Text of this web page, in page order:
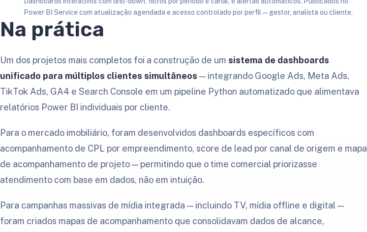
Power BI Service com atualização agendada e acesso controlado por perfil — gestor, analista ou cliente.
Na prática
Um dos projetos mais completos foi a construção de um sistema de dashboards
unificado para múltiplos clientes simultâneos — integrando Google Ads, Meta Ads,
TikTok Ads, GA4 e Search Console em um pipeline Python automatizado que alimentava
relatórios Power BI individuais por cliente.
Para o mercado imobiliário, foram desenvolvidos dashboards específicos com
acompanhamento de CPL por empreendimento, score de lead por canal de origem e mapa
de acompanhamento de projeto — permitindo que o time comercial priorizasse
atendimento com base em dados, não em intuição.
Para campanhas massivas de mídia integrada — incluindo TV, mídia offline e digital —
foram criados mapas de acompanhamento que consolidavam dados de alcance,